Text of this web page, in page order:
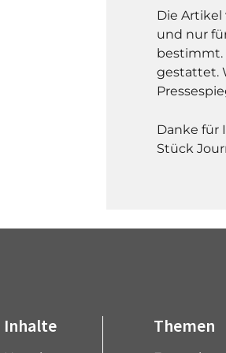
Die
und nur
bestimmt.
gestattet.
Danke für
Stück
Inhalte Themen